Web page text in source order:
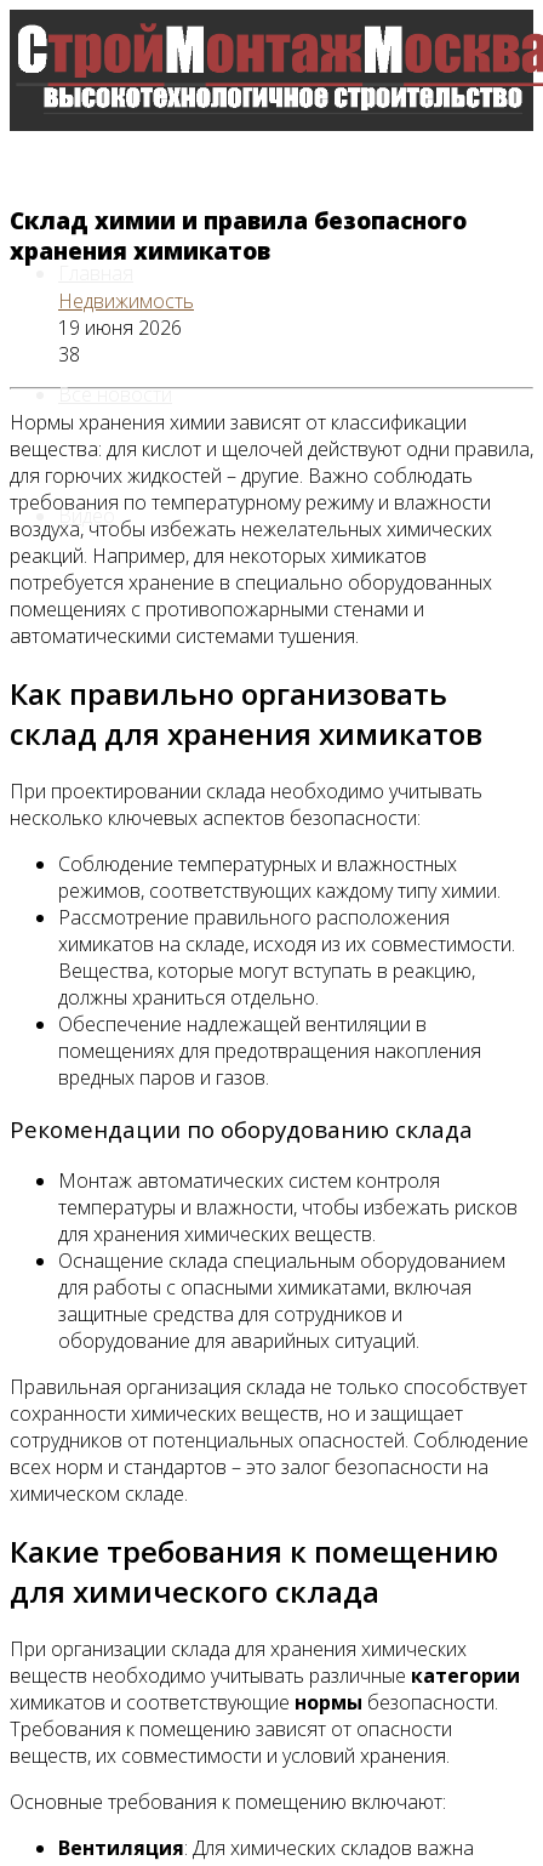
Все новости
Видео
Склад химии и правила безопасного
хранения химикатов
Недвижимость
19 июня 2026
38
Нормы хранения химии зависят от классификации
вещества: для кислот и щелочей действуют одни правила,
для горючих жидкостей – другие. Важно соблюдать
требования по температурному режиму и влажности
воздуха, чтобы избежать нежелательных химических
реакций. Например, для некоторых химикатов
потребуется хранение в специально оборудованных
помещениях с противопожарными стенами и
автоматическими системами тушения.
Как правильно организовать
склад для хранения химикатов
При проектировании склада необходимо учитывать
несколько ключевых аспектов безопасности:
Соблюдение температурных и влажностных
режимов, соответствующих каждому типу химии.
Рассмотрение правильного расположения
химикатов на складе, исходя из их совместимости.
Вещества, которые могут вступать в реакцию,
должны храниться отдельно.
Обеспечение надлежащей вентиляции в
помещениях для предотвращения накопления
вредных паров и газов.
Рекомендации по оборудованию склада
Монтаж автоматических систем контроля
температуры и влажности, чтобы избежать рисков
для хранения химических веществ.
Оснащение склада специальным оборудованием
для работы с опасными химикатами, включая
защитные средства для сотрудников и
оборудование для аварийных ситуаций.
Правильная организация склада не только способствует
сохранности химических веществ, но и защищает
сотрудников от потенциальных опасностей. Соблюдение
всех норм и стандартов – это залог безопасности на
химическом складе.
Какие требования к помещению
для химического склада
При организации склада для хранения химических
веществ необходимо учитывать различные категории
химикатов и соответствующие нормы безопасности.
Требования к помещению зависят от опасности
веществ, их совместимости и условий хранения.
Основные требования к помещению включают:
Вентиляция: Для химических складов важна